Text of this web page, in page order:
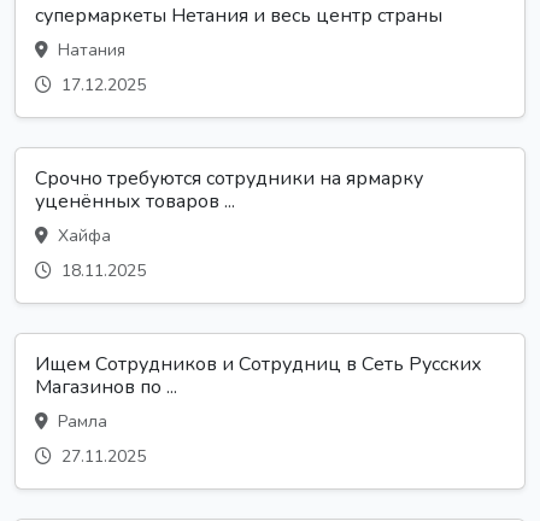
супермаркеты Нетания и весь центр страны
Натания
17.12.2025
Срочно требуются сотрудники на ярмарку
уценённых товаров ...
Хайфа
18.11.2025
Ищем Сотрудников и Сотрудниц в Сеть Русских
Магазинов по ...
Рамла
27.11.2025